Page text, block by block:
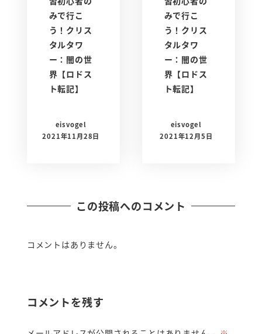
みで行こ
う！クリス
タルタワ
ー：闇の世
界【ロドス
ト転記】
eisvogel
2021年11月28日
みで行こ
う！クリス
タルタワ
ー：闇の世
界【ロドス
ト転記】
eisvogel
2021年12月5日
この投稿へのコメント
コメントはありません。
コメントを残す